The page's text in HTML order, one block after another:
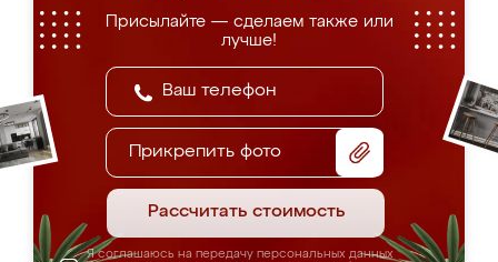
Присылайте — сделаем также или
лучше!
Прикрепить фото
Рассчитать стоимость
Я соглашаюсь на передачу персональных данных